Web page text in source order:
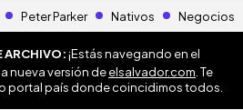
Peter Parker Nativos Negocios
ARCHIVO:¡Estás navegando en el
nueva versión deelsalvador.com . Te
portal país donde coincidimos todos.